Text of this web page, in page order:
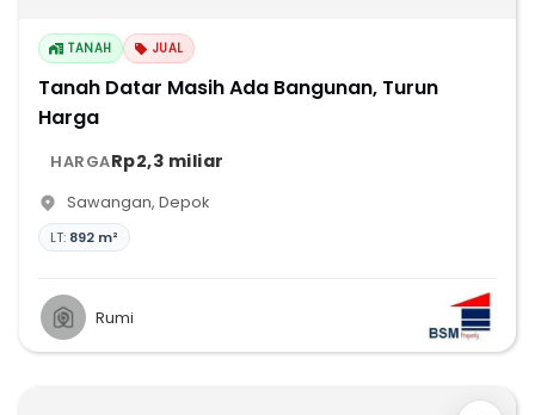
TANAH JUAL
Tanah Datar Masih Ada Bangunan, Turun
Harga
HARGARp2,3 miliar
Sawangan, Depok
LT: 892 m²
Rumi